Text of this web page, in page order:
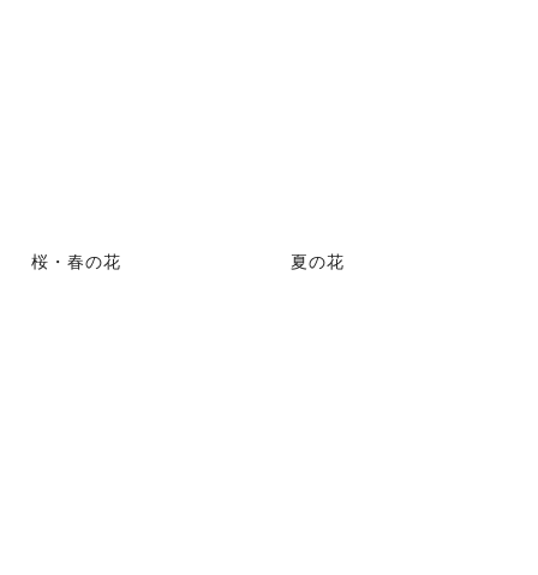
桜・春の花 夏の花